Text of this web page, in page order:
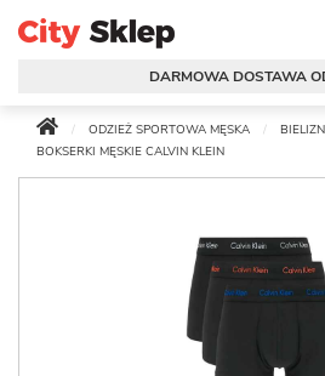
DARMOWA DOSTAWA
ODZIEŻ SPORTOWA MĘSKA
BOKSERKI MĘSKIE CALVIN KLEIN